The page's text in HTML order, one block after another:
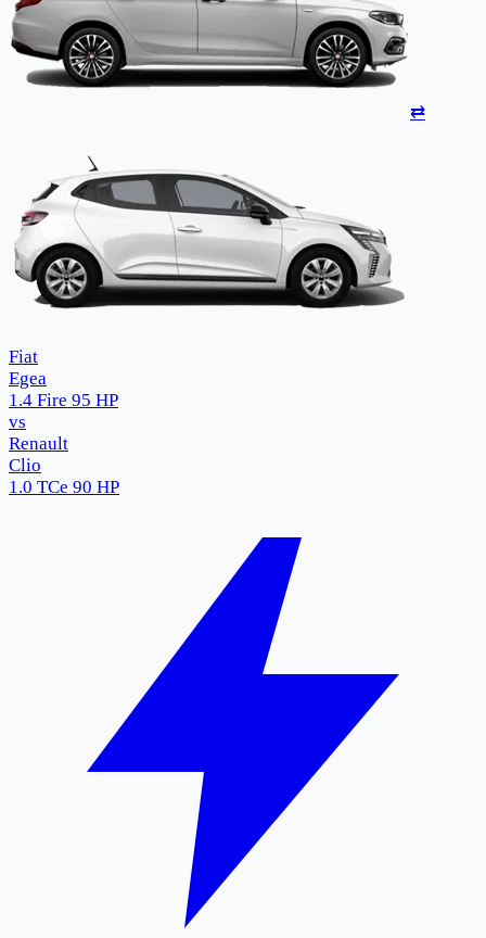
⇄
Fiat
Egea
1.4 Fire 95 HP
vs
Renault
Clio
1.0 TCe 90 HP